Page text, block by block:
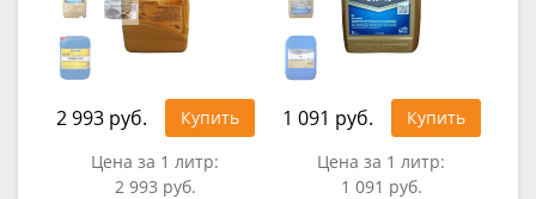
2 993 руб.
Купить
Цена за 1 литр:
2 993 руб.
1 091 руб.
Купить
Цена за 1 литр:
1 091 руб.